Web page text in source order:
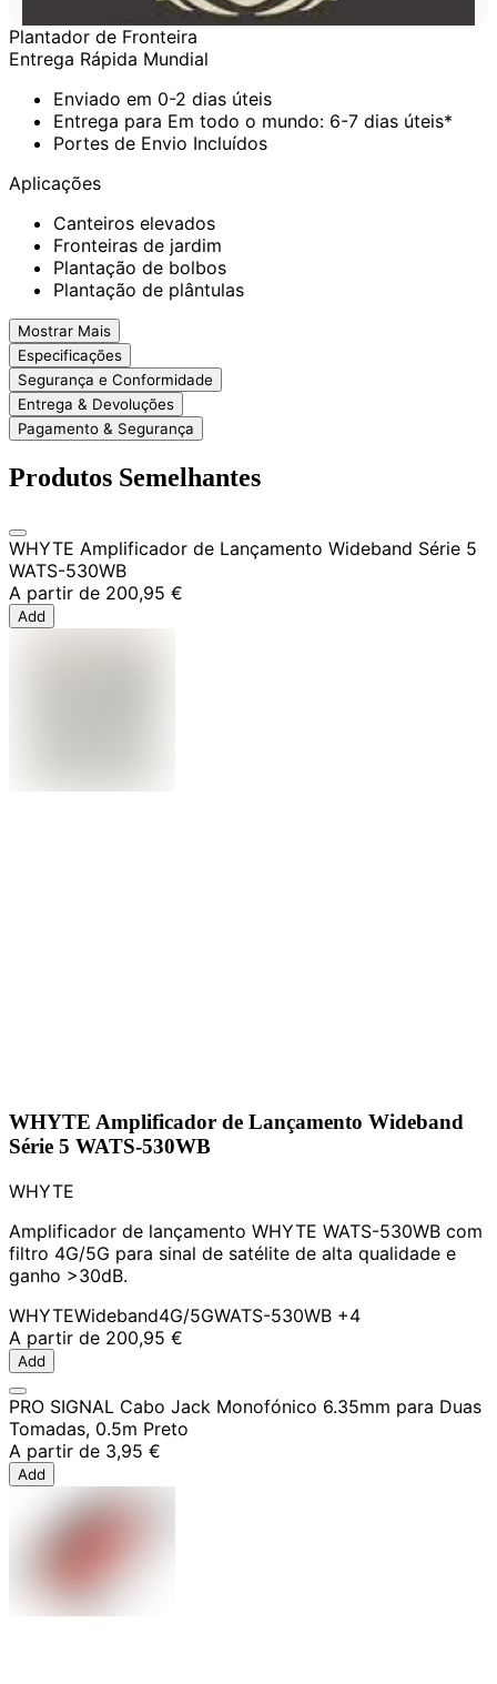
Plantador de Fronteira
Entrega Rápida Mundial
Enviado em 0-2 dias úteis
Entrega para Em todo o mundo: 6-7 dias úteis*
Portes de Envio Incluídos
Aplicações
Canteiros elevados
Fronteiras de jardim
Plantação de bolbos
Plantação de plântulas
Mostrar Mais
Especificações
Segurança e Conformidade
Entrega & Devoluções
Pagamento & Segurança
Produtos Semelhantes
WHYTE Amplificador de Lançamento Wideband Série 5
WATS-530WB
A partir de 200,95 €
Add
WHYTE Amplificador de Lançamento Wideband
Série 5 WATS-530WB
WHYTE
Amplificador de lançamento WHYTE WATS-530WB com
filtro 4G/5G para sinal de satélite de alta qualidade e
ganho >30dB.
WHYTEWideband4G/5GWATS-530WB +4
A partir de 200,95 €
Add
PRO SIGNAL Cabo Jack Monofónico 6.35mm para Duas
Tomadas, 0.5m Preto
A partir de 3,95 €
Add